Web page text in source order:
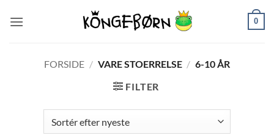
0
FORSIDE / VARE STOERRELSE / 6-10 ÅR
FILTER